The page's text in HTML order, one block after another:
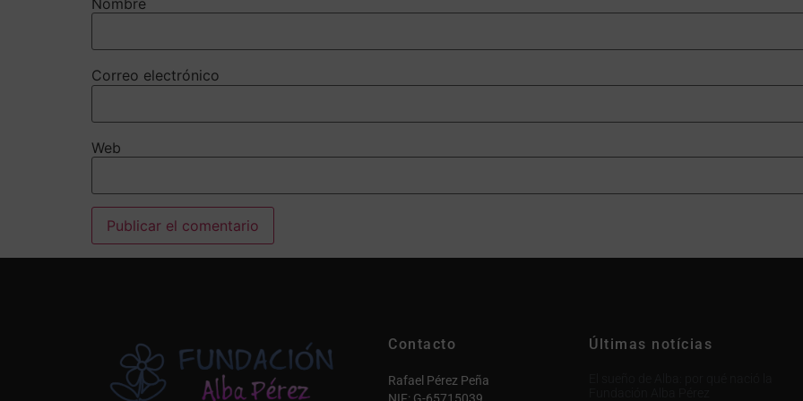
Correo electrónico
Web
Contacto
Rafael Pérez Peña
NIF: G-65715039
Últimas notícias